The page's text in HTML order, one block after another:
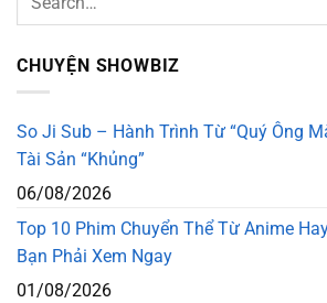
CHUYỆN SHOWBIZ
So Ji Sub – Hành Trình Từ “Quý Ông
Tài Sản “Khủng”
06/08/2026
Top 10 Phim Chuyển Thể Từ Anime
Bạn Phải Xem Ngay
01/08/2026